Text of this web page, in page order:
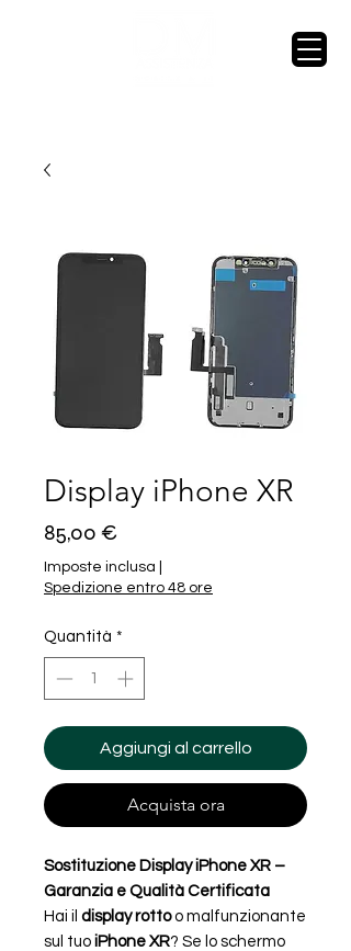
Display iPhone XR
85,00 €
Imposte inclusa
Spedizione entro 48 ore
Quantità *
Aggiungi al carrello
Acquista ora
Sostituzione Display iPhone XR –
Garanzia e Qualità Certificata
Hai il display rottoo malfunzionante
sul tuo iPhone XR? Se lo schermo